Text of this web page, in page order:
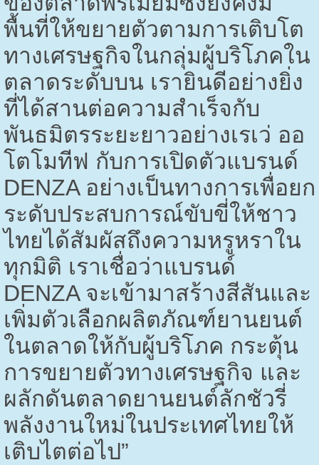
พื้นที่ให้ขยายตัวตามการเติบโต
ทางเศรษฐกิจในกลุ่มผู้บริโภคใน
ตลาดระดับบน เรายินดีอย่างยิ่ง
ที่ได้สานต่อความสำเร็จกับ
พันธมิตรระยะยาวอย่างเรเว่ ออ
โตโมทีฟ กับการเปิดตัวแบรนด์
DENZA อย่างเป็นทางการเพื่อยก
ระดับประสบการณ์ขับขี่ให้ชาว
ไทยได้สัมผัสถึงความหรูหราใน
ทุกมิติ เราเชื่อว่าแบรนด์
DENZA จะเข้ามาสร้างสีสันและ
เพิ่มตัวเลือกผลิตภัณฑ์ยานยนต์
ในตลาดให้กับผู้บริโภค กระตุ้น
การขยายตัวทางเศรษฐกิจ และ
ผลักดันตลาดยานยนต์ลักชัวรี่
พลังงานใหม่ในประเทศไทยให้
เติบไตต่อไป”